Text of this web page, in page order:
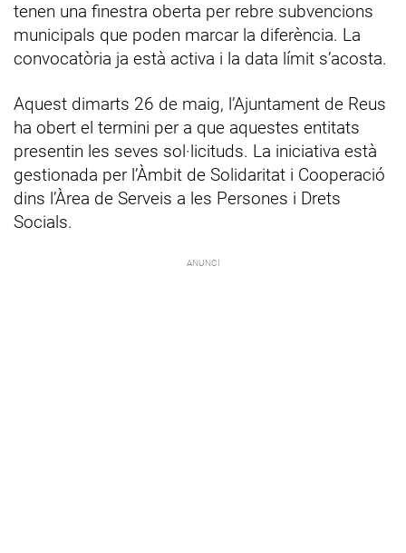
tenen una finestra oberta per rebre subvencions
municipals que poden marcar la diferència. La
convocatòria ja està activa i la data límit s’acosta.
Aquest dimarts 26 de maig, l’Ajuntament de Reus
ha obert el termini per a que aquestes entitats
presentin les seves sol·licituds. La iniciativa està
gestionada per l’Àmbit de Solidaritat i Cooperació
dins l’Àrea de Serveis a les Persones i Drets
Socials.